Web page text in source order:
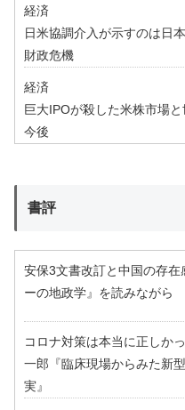
経済
日米協調介入が示すのは日
財政危機
経済
巨大IPOが殺した米株市場
今後
書評
安保3文書改訂と中国の存在
ーの地政学』を読みながら
コロナ対策は本当に正しか
一郎『臨床現場からみた新
実』